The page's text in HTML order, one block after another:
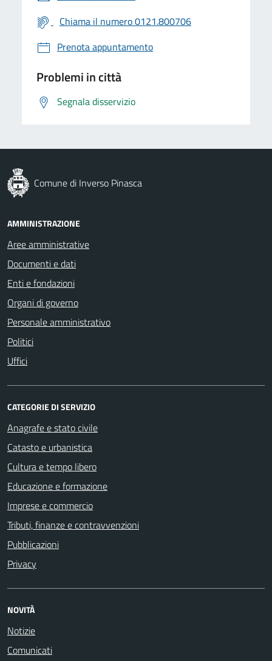
Chiama il numero 0121.800706
Prenota appuntamento
Problemi in città
Segnala disservizio
Comune di Inverso Pinasca
AMMINISTRAZIONE
Aree amministrative
Documenti e dati
Enti e fondazioni
Organi di governo
Personale amministrativo
Politici
Uffici
CATEGORIE DI SERVIZIO
Anagrafe e stato civile
Catasto e urbanistica
Cultura e tempo libero
Educazione e formazione
Imprese e commercio
Tributi, finanze e contravvenzioni
Pubblicazioni
Privacy
NOVITÀ
Notizie
Comunicati